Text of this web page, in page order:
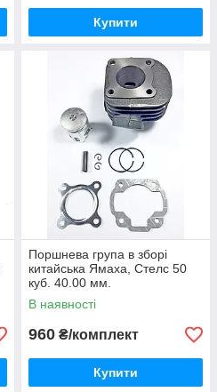
Купити
Поршнева група в зборі
китайська Ямаха, Стелс 50
куб. 40.00 мм.
В наявності
960 ₴/комплект
Купити